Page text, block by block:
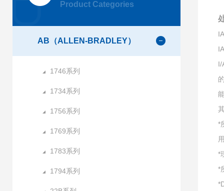
Product Categories
AB（ALLEN-BRADLEY）
1746系列
1734系列
1756系列
1769系列
1783系列
1794系列
I/
*
*
*